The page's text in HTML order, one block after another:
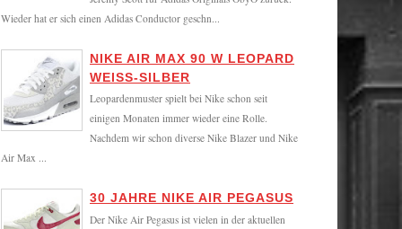
Wieder hat er sich einen Adidas Conductor geschn...
NIKE AIR MAX 90 W LEOPARD
WEISS-SILBER
Leopardenmuster spielt bei Nike schon seit
einigen Monaten immer wieder eine Rolle.
Nachdem wir schon diverse Nike Blazer und Nike
Air Max ...
30 JAHRE NIKE AIR PEGASUS
Der Nike Air Pegasus ist vielen in der aktuellen